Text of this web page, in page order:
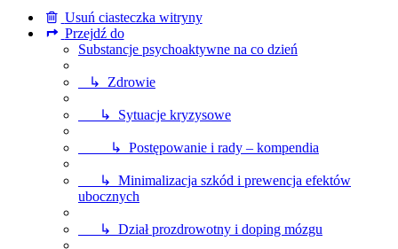
Usuń ciasteczka witryny
Przejdź do
Substancje psychoaktywne na co dzień
↳ Zdrowie
↳ Sytuacje kryzysowe
↳ Postępowanie i rady – kompendia
↳ Minimalizacja szkód i prewencja efektów
ubocznych
↳ Dział prozdrowotny i doping mózgu